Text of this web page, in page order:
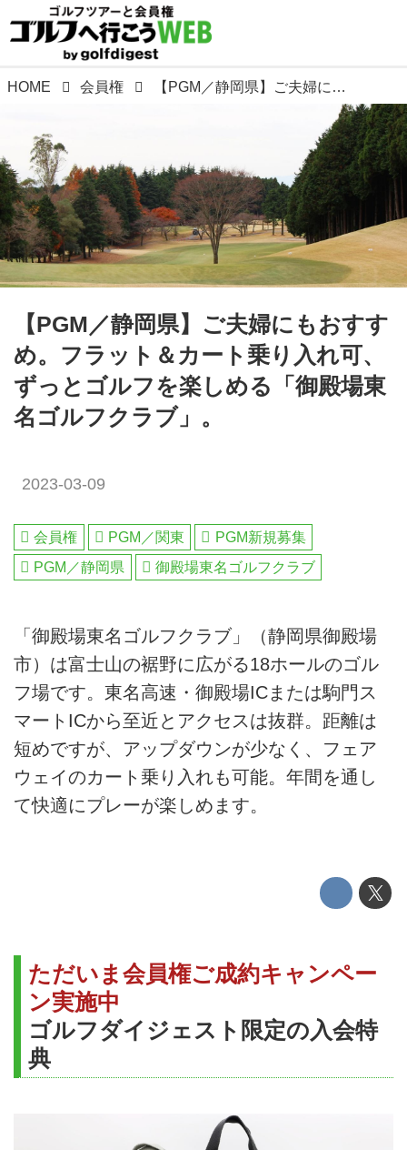
HOME 会員権 【PGM／静岡県】ご夫婦にもおすすめ。フラット＆カート乗り入れ可、ずっとゴルフを楽しめる「御殿場東名ゴルフクラブ」。
【PGM／静岡県】ご夫婦にもおすす
め。フラット＆カート乗り入れ可、
ずっとゴルフを楽しめる「御殿場東
名ゴルフクラブ」。
2023-03-09
会員権 PGM／関東
PGM新規募集
PGM／静岡県
御殿場東名ゴルフクラブ
「御殿場東名ゴルフクラブ」（静岡県御殿場
市）は富士山の裾野に広がる18ホールのゴル
フ場です。東名高速・御殿場ICまたは駒門ス
マートICから至近とアクセスは抜群。距離は
短めですが、アップダウンが少なく、フェア
ウェイのカート乗り入れも可能。年間を通し
て快適にプレーが楽しめます。
ただいま会員権ご成約キャンペー
ン実施中
ゴルフダイジェスト限定の入会特
典